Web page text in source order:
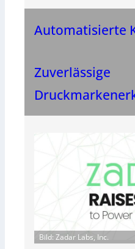
Automatisierte
Zuverlässige
Bild: Zadar Labs, Inc.